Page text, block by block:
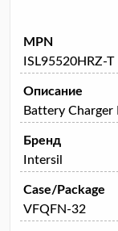
MPN
ISL95520HRZ-T
Описание
Battery
Бренд
Intersil
Case/Package
VFQFN-32